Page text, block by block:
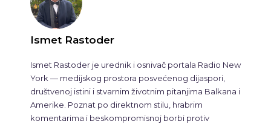
Ismet Rastoder
Ismet Rastoder je urednik i osnivač portala Radio New
York — medijskog prostora posvećenog dijaspori,
društvenoj istini i stvarnim životnim pitanjima Balkana i
Amerike. Poznat po direktnom stilu, hrabrim
komentarima i beskompromisnoj borbi protiv